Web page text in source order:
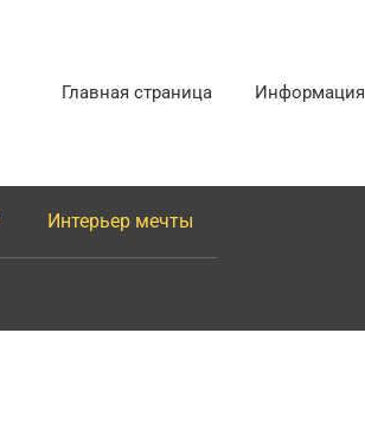
Главная страница Информация
Интерьер мечты